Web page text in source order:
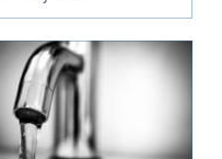
køkkener og andr...